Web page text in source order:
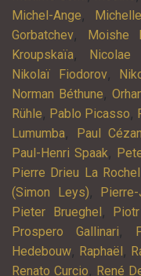
Michel-Ange,
Gorbatchev, Moishe
Kroupskaïa, Nicolae
Nikolaï Fiodorov,
Norman Béthune,
Rühle, Pablo Picasso,
Lumumba, Paul
Paul-Henri Spaak,
Pierre Drieu La
(Simon Leys),
Pieter Brueghel ,
Prospero Gallinari,
Hedebouw, Raphaël ,
Renato Curcio, René